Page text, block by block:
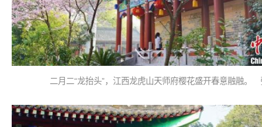
二月二“龙抬头”，江西龙虎山天师府樱花盛开春意融融。